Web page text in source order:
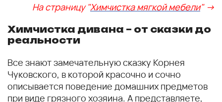
На страницу "Химчистка мягкой мебели" ->
Химчистка дивана – от сказки до
реальности
Все знают замечательную сказку Корнея
Чуковского, в которой красочно и сочно
описывается поведение домашних предметов
при виде грязного хозяина. А представляете,